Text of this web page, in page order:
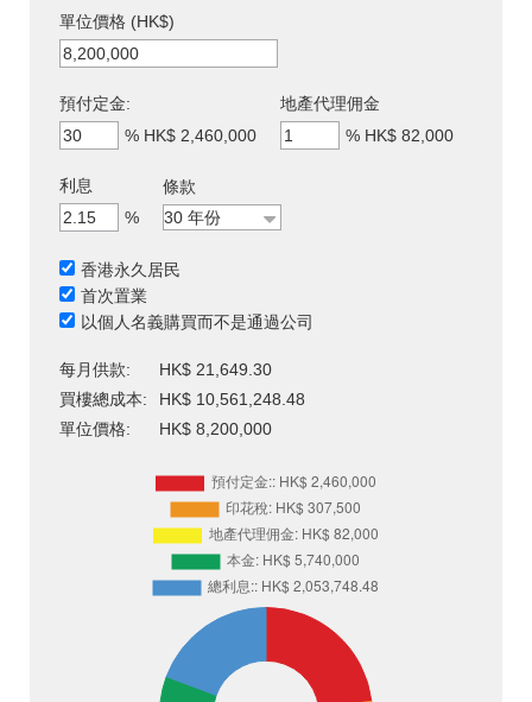
單位價格 (HK$)
預付定金:
% HK$ 2,460,000
地產代理佣金
% HK$ 82,000
利息
%
條款
香港永久居民
首次置業
以個人名義購買而不是通過公司
每月供款:
HK$ 21,649.30
買樓總成本:
HK$ 10,561,248.48
單位價格:
HK$ 8,200,000